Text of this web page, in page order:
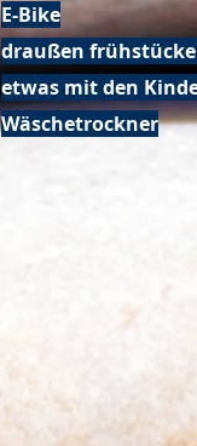
E-Bike
draußen
etwas mit den
Wäschetrockner